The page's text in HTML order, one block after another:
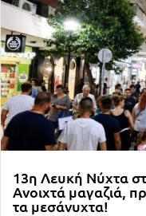
13η Λευκή Νύχτα
Ανοιχτά μαγαζιά,
τα μεσάνυχτα!